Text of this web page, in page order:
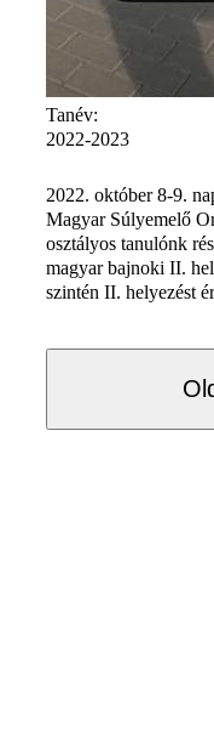
Tanév:
2022-2023
2022. október 8-9.
Magyar Súlyemelő
osztályos tanulónk
magyar bajnoki II.
szintén II. helyezést